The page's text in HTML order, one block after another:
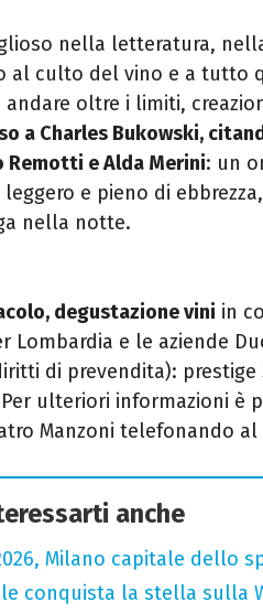
nella letteratura,
al culto del vino e a tutto
oltre i limiti,
a Charles Bukowski,
Remotti e Alda Merini: un
leggero e pieno di
nella notte.
degustazione vini in
Lombardia e le aziende
di prevendita): prestige
Per ulteriori informazioni è
Manzoni telefonando al
anche
Milano capitale dello
conquista la stella sulla